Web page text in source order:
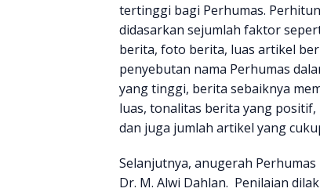
tertinggi bagi Perhumas.
didasarkan sejumlah faktor
berita, foto berita, luas artikel
penyebutan nama Perhumas
yang tinggi, berita sebaiknya
luas, tonalitas berita yang
dan juga jumlah artikel yang
Selanjutnya, anugerah
Dr. M. Alwi Dahlan. Penilaian